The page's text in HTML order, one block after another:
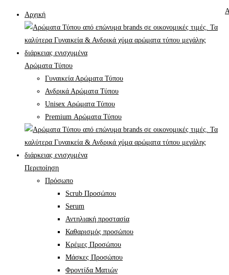
Αρχική
Αρώματα Τύπου
Γυναικεία Αρώματα Τύπου
Ανδρικά Αρώματα Τύπου
Unisex Αρώματα Τύπου
Premium Αρώματα Τύπου
Περιποίηση
Πρόσωπο
Scrub Προσώπου
Serum
Αντηλιακή προστασία
Καθαρισμός προσώπου
Κρέμες Προσώπου
Μάσκες Προσώπου
Φροντίδα Ματιών